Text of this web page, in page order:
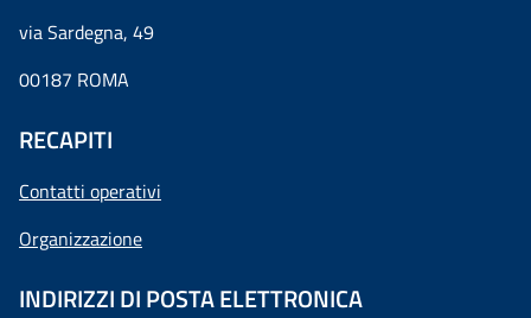
via Sardegna, 49
00187 ROMA
RECAPITI
Contatti operativi
Organizzazione
INDIRIZZI DI POSTA ELETTRONICA